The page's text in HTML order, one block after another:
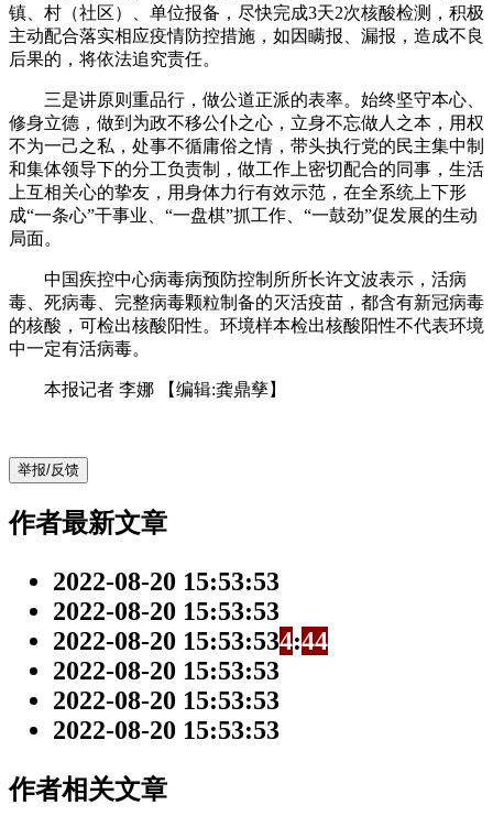
镇、村（社区）、单位报备，尽快完成3天2次核酸检测，积极
主动配合落实相应疫情防控措施，如因瞒报、漏报，造成不良
后果的，将依法追究责任。
三是讲原则重品行，做公道正派的表率。始终坚守本心、
修身立德，做到为政不移公仆之心，立身不忘做人之本，用权
不为一己之私，处事不循庸俗之情，带头执行党的民主集中制
和集体领导下的分工负责制，做工作上密切配合的同事，生活
上互相关心的挚友，用身体力行有效示范，在全系统上下形
成“一条心”干事业、“一盘棋”抓工作、“一鼓劲”促发展的生动
局面。
中国疾控中心病毒病预防控制所所长许文波表示，活病
毒、死病毒、完整病毒颗粒制备的灭活疫苗，都含有新冠病毒
的核酸，可检出核酸阳性。环境样本检出核酸阳性不代表环境
中一定有活病毒。
本报记者 李娜 【编辑:龚鼎孳】
举报/反馈
作者最新文章
2022-08-20 15:53:53
2022-08-20 15:53:53
2022-08-20 15:53:534:44
2022-08-20 15:53:53
2022-08-20 15:53:53
2022-08-20 15:53:53
作者相关文章